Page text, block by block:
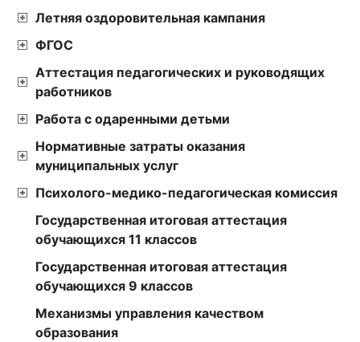
Летняя оздоровительная кампания
ФГОС
Аттестация педагогических и руководящих
работников
Работа с одаренными детьми
Нормативные затраты оказания
муниципальных услуг
Психолого-медико-педагогическая комиссия
Государственная итоговая аттестация
обучающихся 11 классов
Государственная итоговая аттестация
обучающихся 9 классов
Механизмы управления качеством
образования